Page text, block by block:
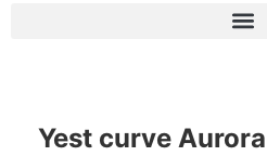
Yest curve Aurora